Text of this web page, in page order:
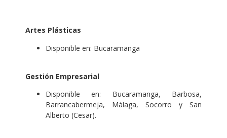
Artes Plásticas
Disponible en: Bucaramanga
Gestión Empresarial
Disponible en: Bucaramanga, Barbosa,
Barrancabermeja, Málaga, Socorro y San
Alberto (Cesar).